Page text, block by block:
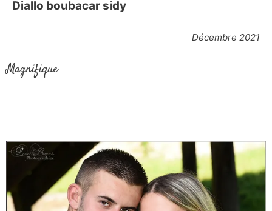
Diallo boubacar sidy
Décembre 2021
Magnifique